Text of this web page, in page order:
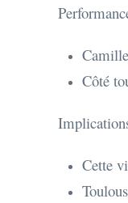
Côté
Cette